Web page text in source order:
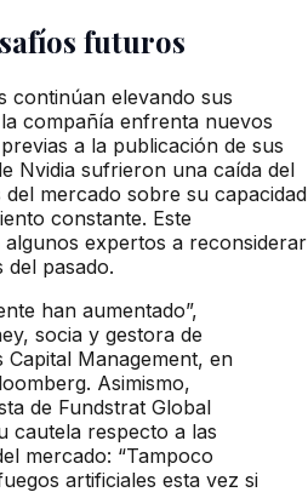
futuros
continúan elevando sus
compañía enfrenta nuevos
a la publicación de sus
Nvidia sufrieron una caída del
mercado sobre su capacidad
constante. Este
expertos a reconsiderar
del pasado.
han aumentado”,
socia y gestora de
Management, en
Asimismo,
de Fundstrat Global
cautela respecto a las
mercado: “Tampoco
artificiales esta vez si